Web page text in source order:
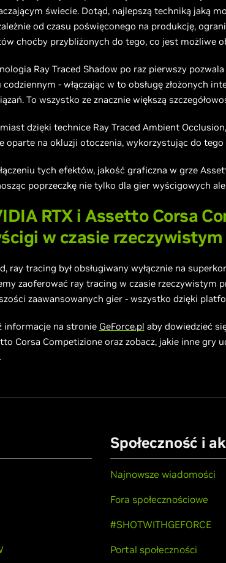
świecie. Dotąd, najlepszą techniką jaką
od czasu poświęconego na produkcję,
choćby przybliżonych do tego, co jest możliwe
Ray Traced Shadow po raz pierwszy
codziennym - włączając w to obsługę złożonych
To wszystko ze znacznie większą
dzięki technice Ray Traced Ambient
oparte na okluzji otoczenia, wykorzystując do tego
tych efektów, jakość graficzna w grze
poprzeczkę nie tylko dla gier wyścigowych
RTX i Assetto Corsa
w czasie rzeczywistym
ray tracing był obsługiwany wyłącznie na
zaoferować ray tracing w czasie rzeczywistym
zaawansowanych gier - wszystko dzięki
informacje na stronie GeForce.pl aby dowiedzieć
Corsa Competizione oraz zobacz, jakie inne gry
.
Społeczność i
Najnowsze wiadomości
Fora społecznościowe
#SHOTWITHGEFORCE
Portal społeczności